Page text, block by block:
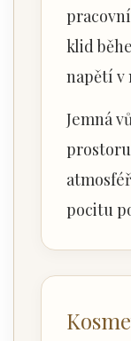
klid
napětí v
Jemná
pocitu